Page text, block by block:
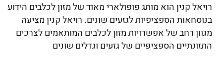
רויאל קנין הוא מותג פופולארי מאוד של מזון לכלבים הידוע
בנוסחאות הספציפיות לגזעים שונים. רויאל קנין מציעה
מגוון רחב של אפשרויות מזון לכלבים המותאמים לצרכים
התזונתיים הספציפיים של גזעים וגדלים שונים